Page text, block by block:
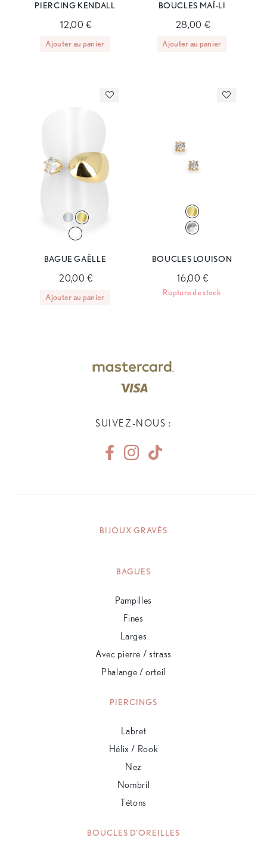
PIERCING KENDALL
12,00 €
Ajouter au panier
BOUCLES MAÏ-LI
28,00 €
Ajouter au panier
BAGUE GAËLLE
20,00 €
Ajouter au panier
BOUCLES LOUISON
16,00 €
Rupture de stock
SUIVEZ-NOUS :
BIJOUX GRAVÉS
BAGUES
Pampilles
Fines
Larges
Avec pierre / strass
Phalange / orteil
PIERCINGS
Labret
Hélix / Rook
Nez
Nombril
Tétons
BOUCLES D'OREILLES